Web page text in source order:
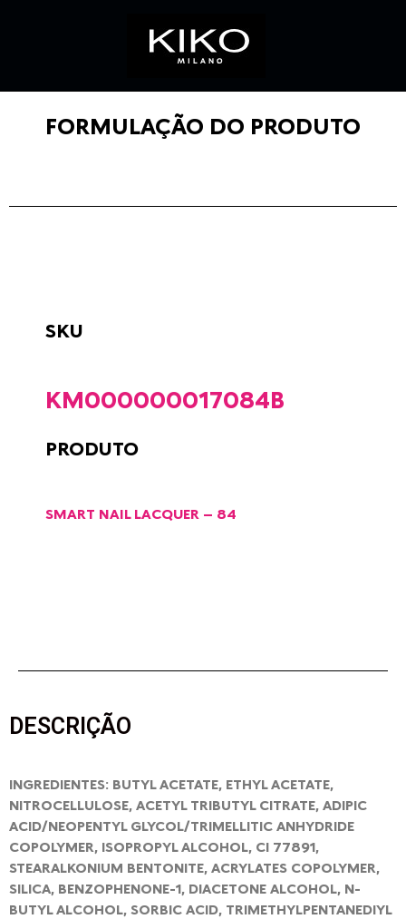
FORMULAÇÃO DO PRODUTO
SKU
KM000000017084B
PRODUTO
SMART NAIL LACQUER – 84
DESCRIÇÃO
INGREDIENTES: BUTYL ACETATE, ETHYL ACETATE,
NITROCELLULOSE, ACETYL TRIBUTYL CITRATE, ADIPIC
ACID/NEOPENTYL GLYCOL/TRIMELLITIC ANHYDRIDE
COPOLYMER, ISOPROPYL ALCOHOL, CI 77891,
STEARALKONIUM BENTONITE, ACRYLATES COPOLYMER,
SILICA, BENZOPHENONE-1, DIACETONE ALCOHOL, N-
BUTYL ALCOHOL, SORBIC ACID, TRIMETHYLPENTANEDIYL